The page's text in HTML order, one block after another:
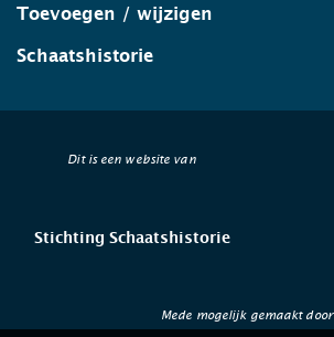
Toevoegen / wijzigen
Schaatshistorie
Dit is een website van
Stichting Schaatshistorie
Mede mogelijk gemaakt door